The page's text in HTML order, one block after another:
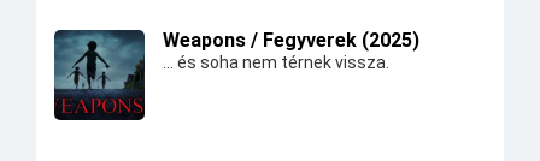
Weapons / Fegyverek (2025)
... és soha nem térnek vissza.